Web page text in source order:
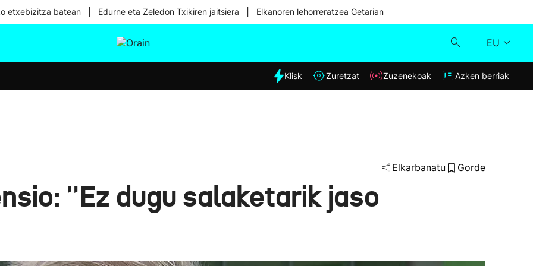
etxebizitza batean Edurne eta Zeledon Txikiren jaitsiera Elkanoren lehorreratzea Getarian
EU
Eguraldia
Klisk
Klisk Zuretzat Zuzenekoak Azken berriak
Elkarbanatu Gorde
''Ez dugu salaketarik jaso